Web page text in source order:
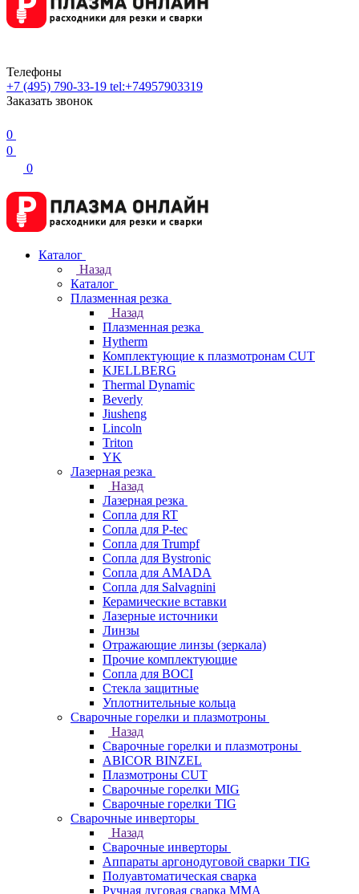
Телефоны
+7 (495) 790-33-19 tel:+74957903319
Заказать звонок
0
0
0
Каталог
Назад
Каталог
Плазменная резка
Назад
Плазменная резка
Hytherm
Комплектующие к плазмотронам CUT
KJELLBERG
Thermal Dynamic
Beverly
Jiusheng
Lincoln
Triton
YK
Лазерная резка
Назад
Лазерная резка
Сопла для RT
Сопла для P-tec
Сопла для Trumpf
Сопла для Bystronic
Сопла для AMADA
Сопла для Salvagnini
Керамические вставки
Лазерные источники
Линзы
Отражающие линзы (зеркала)
Прочие комплектующие
Сопла для BOCI
Стекла защитные
Уплотнительные кольца
Сварочные горелки и плазмотроны
Назад
Сварочные горелки и плазмотроны
ABICOR BINZEL
Плазмотроны CUT
Сварочные горелки MIG
Сварочные горелки TIG
Сварочные инверторы
Назад
Сварочные инверторы
Аппараты аргонодуговой сварки TIG
Полуавтоматическая сварка
Ручная дуговая сварка MMA